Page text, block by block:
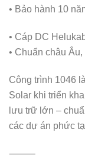
• Bảo hành 10
• Cáp DC
• Chuẩn châu
Công trình 1046
Solar khi triển
lưu trữ lớn –
các dự án phức
⸻